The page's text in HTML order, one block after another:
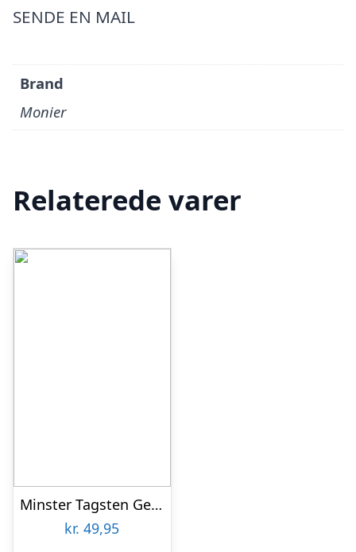
SENDE EN MAIL
Brand
Monier
Relaterede varer
Minster Tagsten Gennemfarvet – Mørk Grå
kr. 49,95